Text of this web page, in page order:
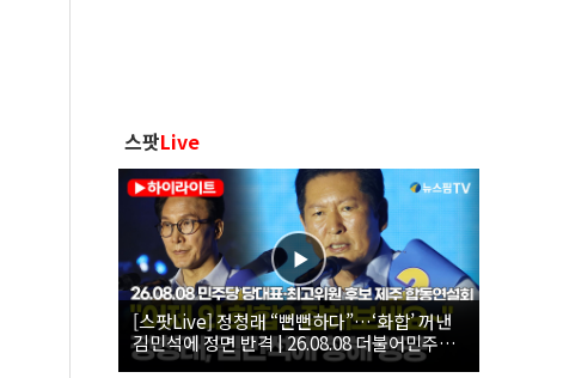
스팟Live
[스팟Live] 정청래 “뻔뻔하다”…‘화합’ 꺼낸
김민석에 정면 반격 | 26.08.08 더불어민주당
당대표·최고위원 후보 제주 합동연설회